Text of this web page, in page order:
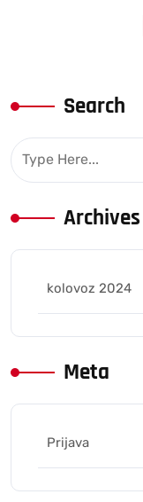
Search
Archives
kolovoz 2024
Meta
Prijava